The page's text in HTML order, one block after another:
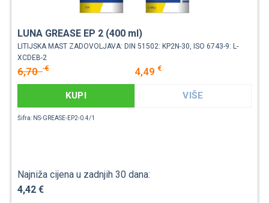
LUNA GREASE EP 2 (400 ml)
LITIJSKA MAST ZADOVOLJAVA: DIN 51502: KP2N-30, ISO 6743-9: L-
XCDEB-2
6,70€ 4,49 €
KUPI VIŠE
Šifra: NS-GREASE-EP2-0.4/1
Najniža cijena u zadnjih 30 dana:
4,42 €